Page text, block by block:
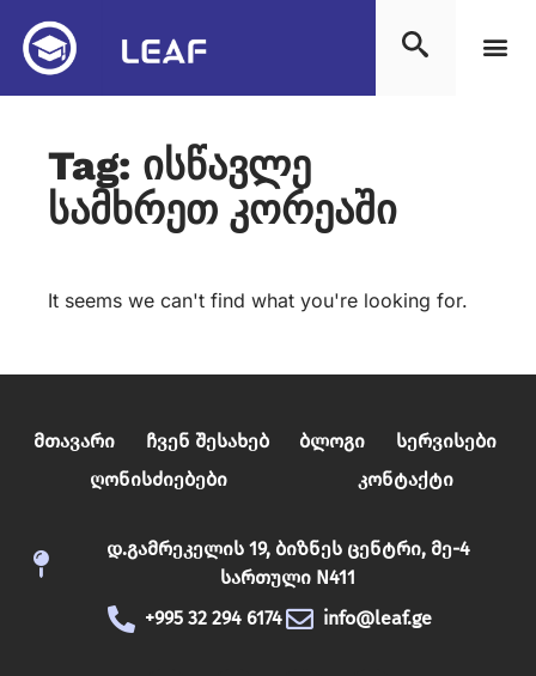
Tag: ისწავლე
სამხრეთ კორეაში
It seems we can't find what you're looking for.
Მთავარი Ჩვენ Შესახებ Ბლოგი
Სერვისები
Ღონისძიებები
Კონტაქტი
დ.გამრეკელის 19, ბიზნეს ცენტრი, მე-4
სართული N411
+995 32 294 6174
info@leaf.ge
სწავლაზე